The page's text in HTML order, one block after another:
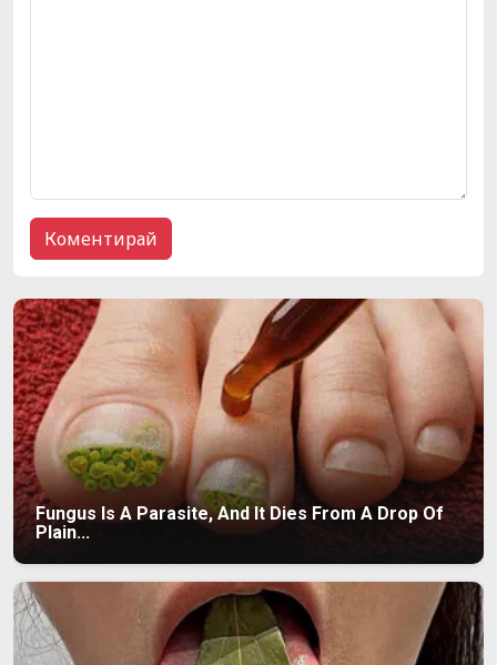
Fungus Is A Parasite, And It Dies From A Drop Of
Plain...